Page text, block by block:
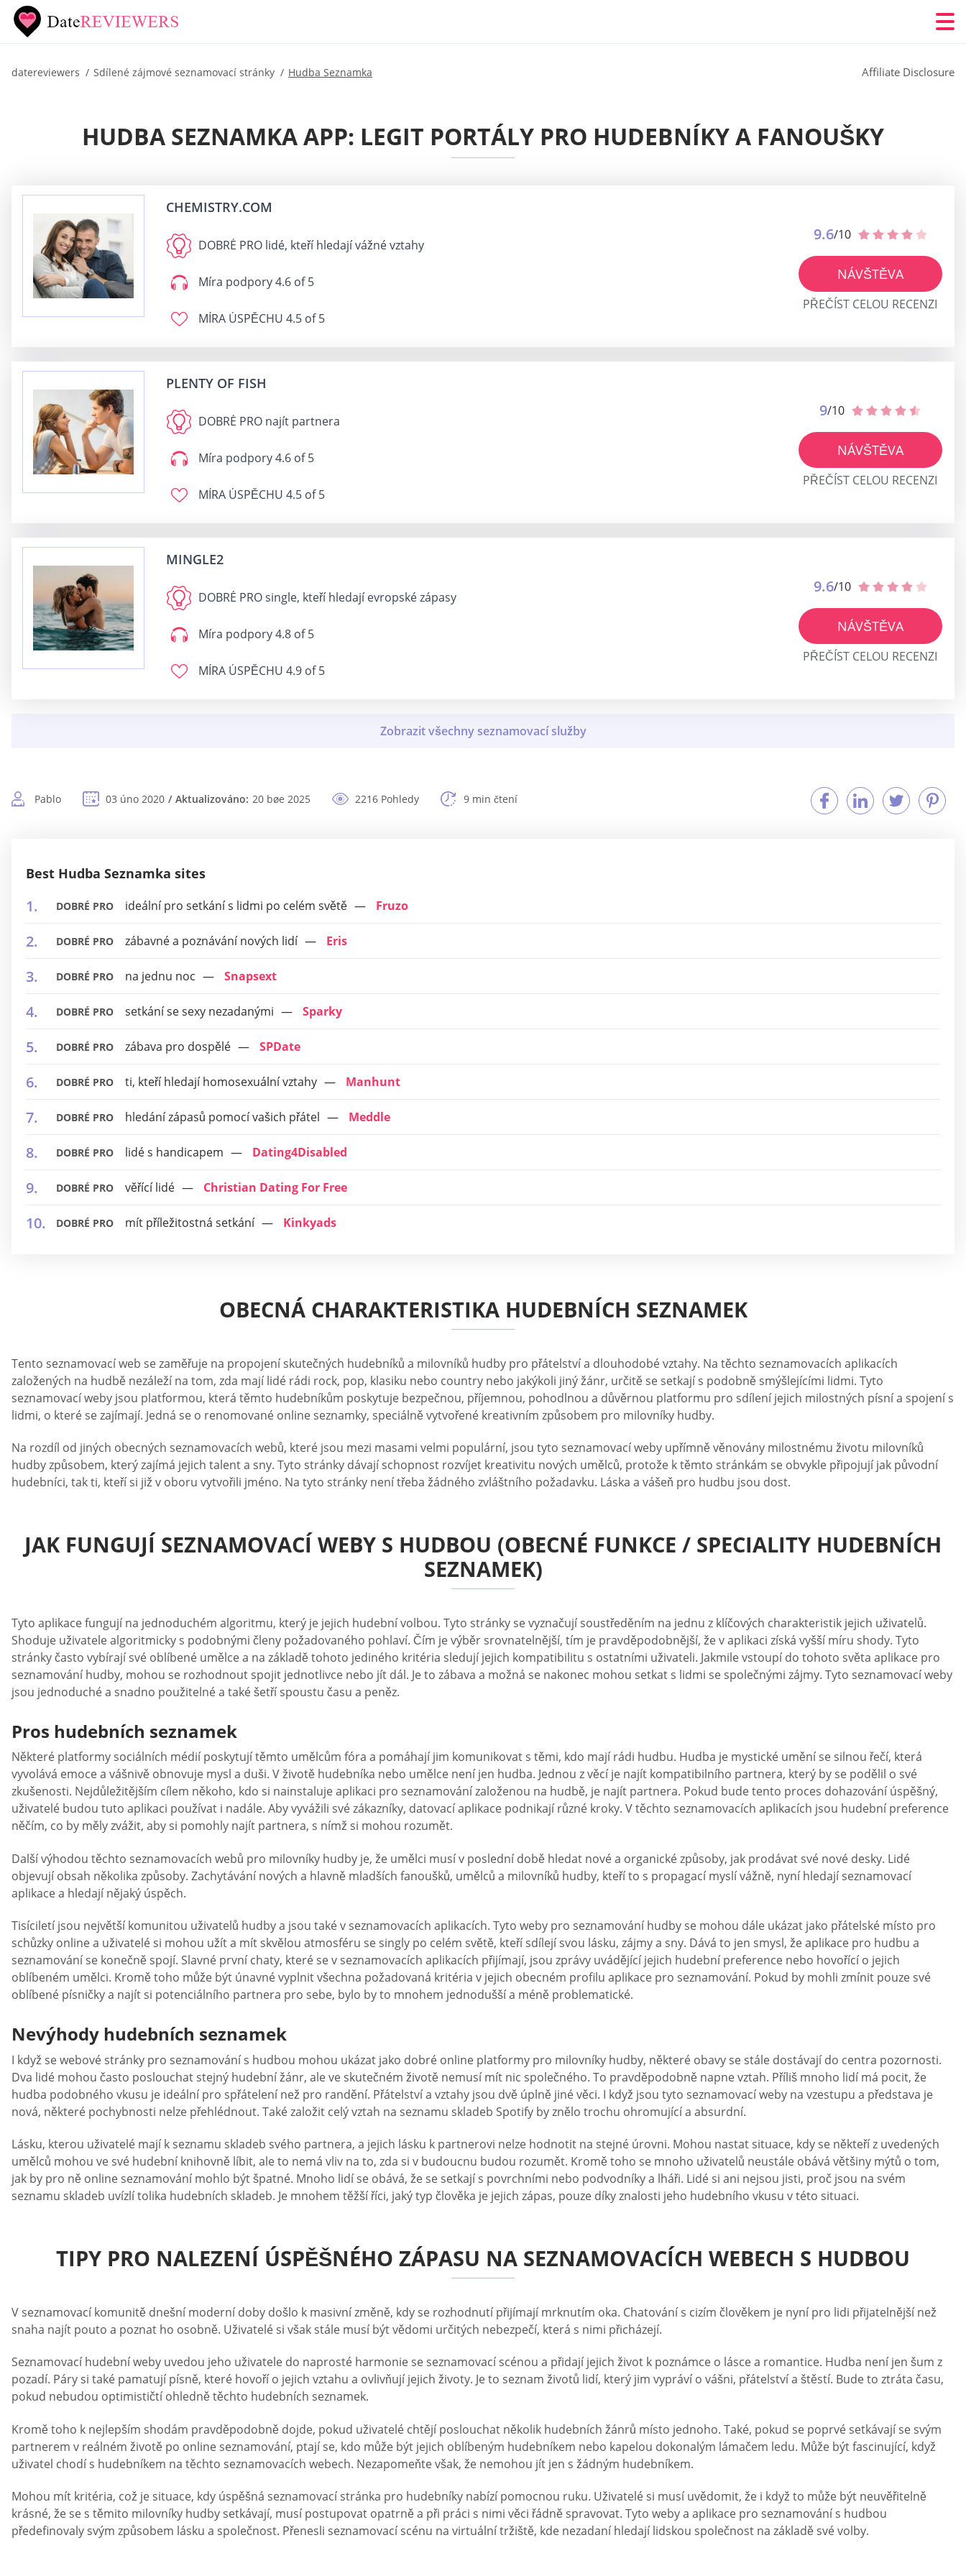
datereviewers Sdílené zájmové seznamovací stránky Hudba Seznamka Affiliate Disclosure
HUDBA SEZNAMKA APP: LEGIT PORTÁLY PRO HUDEBNÍKY A FANOUŠKY
CHEMISTRY.COM
DOBRÉ PRO lidé, kteří hledají vážné vztahy
Míra podpory4.6 of 5
MÍRA ÚSPĚCHU 4.5 of 5
9.6/10
NÁVŠTĚVA
PŘEČÍST CELOU RECENZI
PLENTY OF FISH
DOBRÉ PRO najít partnera
Míra podpory4.6 of 5
MÍRA ÚSPĚCHU 4.5 of 5
9/10
NÁVŠTĚVA
PŘEČÍST CELOU RECENZI
MINGLE2
DOBRÉ PROsingle, kteří hledají evropské zápasy
Míra podpory4.8 of 5
MÍRA ÚSPĚCHU 4.9 of 5
9.6/10
NÁVŠTĚVA
PŘEČÍST CELOU RECENZI
Pablo 03 úno 2020 Aktualizováno: 20 bøe 2025 2216 Pohledy 9 min čtení
Best Hudba Seznamka sites
DOBRÉ PRO ideální pro setkání s lidmi po celém světě Fruzo
DOBRÉ PRO zábavné a poznávání nových lidí Eris
DOBRÉ PRO na jednu noc Snapsext
DOBRÉ PRO setkání se sexy nezadanými Sparky
DOBRÉ PRO zábava pro dospělé SPDate
DOBRÉ PRO ti, kteří hledají homosexuální vztahy Manhunt
DOBRÉ PRO hledání zápasů pomocí vašich přátel Meddle
DOBRÉ PRO lidé s handicapem Dating4Disabled
DOBRÉ PRO věřící lidé Christian Dating For Free
DOBRÉ PRO mít příležitostná setkání Kinkyads
OBECNÁ CHARAKTERISTIKA HUDEBNÍCH SEZNAMEK
Tento seznamovací web se zaměřuje na propojení skutečných hudebníků a milovníků hudby pro přátelství a dlouhodobé vztahy. Na těchto seznamovacích aplikacích
založených na hudbě nezáleží na tom, zda mají lidé rádi rock, pop, klasiku nebo country nebo jakýkoli jiný žánr, určitě se setkají s podobně smýšlejícími lidmi. Tyto
seznamovací weby jsou platformou, která těmto hudebníkům poskytuje bezpečnou, příjemnou, pohodlnou a důvěrnou platformu pro sdílení jejich milostných písní a spojení s
lidmi, o které se zajímají. Jedná se o renomované online seznamky, speciálně vytvořené kreativním způsobem pro milovníky hudby.
Na rozdíl od jiných obecných seznamovacích webů, které jsou mezi masami velmi populární, jsou tyto seznamovací weby upřímně věnovány milostnému životu milovníků
hudby způsobem, který zajímá jejich talent a sny. Tyto stránky dávají schopnost rozvíjet kreativitu nových umělců, protože k těmto stránkám se obvykle připojují jak původní
hudebníci, tak ti, kteří si již v oboru vytvořili jméno. Na tyto stránky není třeba žádného zvláštního požadavku. Láska a vášeň pro hudbu jsou dost.
JAK FUNGUJÍ SEZNAMOVACÍ WEBY S HUDBOU (OBECNÉ FUNKCE / SPECIALITY HUDEBNÍCH
SEZNAMEK)
Tyto aplikace fungují na jednoduchém algoritmu, který je jejich hudební volbou. Tyto stránky se vyznačují soustředěním na jednu z klíčových charakteristik jejich uživatelů.
Shoduje uživatele algoritmicky s podobnými členy požadovaného pohlaví. Čím je výběr srovnatelnější, tím je pravděpodobnější, že v aplikaci získá vyšší míru shody. Tyto
stránky často vybírají své oblíbené umělce a na základě tohoto jediného kritéria sledují jejich kompatibilitu s ostatními uživateli. Jakmile vstoupí do tohoto světa aplikace pro
seznamování hudby, mohou se rozhodnout spojit jednotlivce nebo jít dál. Je to zábava a možná se nakonec mohou setkat s lidmi se společnými zájmy. Tyto seznamovací weby
jsou jednoduché a snadno použitelné a také šetří spoustu času a peněz.
Pros hudebních seznamek
Některé platformy sociálních médií poskytují těmto umělcům fóra a pomáhají jim komunikovat s těmi, kdo mají rádi hudbu. Hudba je mystické umění se silnou řečí, která
vyvolává emoce a vášnivě obnovuje mysl a duši. V životě hudebníka nebo umělce není jen hudba. Jednou z věcí je najít kompatibilního partnera, který by se podělil o své
zkušenosti. Nejdůležitějším cílem někoho, kdo si nainstaluje aplikaci pro seznamování založenou na hudbě, je najít partnera. Pokud bude tento proces dohazování úspěšný,
uživatelé budou tuto aplikaci používat i nadále. Aby vyvážili své zákazníky, datovací aplikace podnikají různé kroky. V těchto seznamovacích aplikacích jsou hudební preference
něčím, co by měly zvážit, aby si pomohly najít partnera, s nímž si mohou rozumět.
Další výhodou těchto seznamovacích webů pro milovníky hudby je, že umělci musí v poslední době hledat nové a organické způsoby, jak prodávat své nové desky. Lidé
objevují obsah několika způsoby. Zachytávání nových a hlavně mladších fanoušků, umělců a milovníků hudby, kteří to s propagací myslí vážně, nyní hledají seznamovací
aplikace a hledají nějaký úspěch.
Tisíciletí jsou největší komunitou uživatelů hudby a jsou také v seznamovacích aplikacích. Tyto weby pro seznamování hudby se mohou dále ukázat jako přátelské místo pro
schůzky online a uživatelé si mohou užít a mít skvělou atmosféru se singly po celém světě, kteří sdílejí svou lásku, zájmy a sny. Dává to jen smysl, že aplikace pro hudbu a
seznamování se konečně spojí. Slavné první chaty, které se v seznamovacích aplikacích přijímají, jsou zprávy uvádějící jejich hudební preference nebo hovořící o jejich
oblíbeném umělci. Kromě toho může být únavné vyplnit všechna požadovaná kritéria v jejich obecném profilu aplikace pro seznamování. Pokud by mohli zmínit pouze své
oblíbené písničky a najít si potenciálního partnera pro sebe, bylo by to mnohem jednodušší a méně problematické.
Nevýhody hudebních seznamek
I když se webové stránky pro seznamování s hudbou mohou ukázat jako dobré online platformy pro milovníky hudby, některé obavy se stále dostávají do centra pozornosti.
Dva lidé mohou často poslouchat stejný hudební žánr, ale ve skutečném životě nemusí mít nic společného. To pravděpodobně napne vztah. Příliš mnoho lidí má pocit, že
hudba podobného vkusu je ideální pro spřátelení než pro randění. Přátelství a vztahy jsou dvě úplně jiné věci. I když jsou tyto seznamovací weby na vzestupu a představa je
nová, některé pochybnosti nelze přehlédnout. Také založit celý vztah na seznamu skladeb Spotify by znělo trochu ohromující a absurdní.
Lásku, kterou uživatelé mají k seznamu skladeb svého partnera, a jejich lásku k partnerovi nelze hodnotit na stejné úrovni. Mohou nastat situace, kdy se někteří z uvedených
umělců mohou ve své hudební knihovně líbit, ale to nemá vliv na to, zda si v budoucnu budou rozumět. Kromě toho se mnoho uživatelů neustále obává většiny mýtů o tom,
jak by pro ně online seznamování mohlo být špatné. Mnoho lidí se obává, že se setkají s povrchními nebo podvodníky a lháři. Lidé si ani nejsou jisti, proč jsou na svém
seznamu skladeb uvízlí tolika hudebních skladeb. Je mnohem těžší říci, jaký typ člověka je jejich zápas, pouze díky znalosti jeho hudebního vkusu v této situaci.
TIPY PRO NALEZENÍ ÚSPĚŠNÉHO ZÁPASU NA SEZNAMOVACÍCH WEBECH S HUDBOU
V seznamovací komunitě dnešní moderní doby došlo k masivní změně, kdy se rozhodnutí přijímají mrknutím oka. Chatování s cizím člověkem je nyní pro lidi přijatelnější než
snaha najít pouto a poznat ho osobně. Uživatelé si však stále musí být vědomi určitých nebezpečí, která s nimi přicházejí.
Seznamovací hudební weby uvedou jeho uživatele do naprosté harmonie se seznamovací scénou a přidají jejich život k poznámce o lásce a romantice. Hudba není jen šum z
pozadí. Páry si také pamatují písně, které hovoří o jejich vztahu a ovlivňují jejich životy. Je to seznam životů lidí, který jim vypráví o vášni, přátelství a štěstí. Bude to ztráta času,
pokud nebudou optimističtí ohledně těchto hudebních seznamek.
Kromě toho k nejlepším shodám pravděpodobně dojde, pokud uživatelé chtějí poslouchat několik hudebních žánrů místo jednoho. Také, pokud se poprvé setkávají se svým
partnerem v reálném životě po online seznamování, ptají se, kdo může být jejich oblíbeným hudebníkem nebo kapelou dokonalým lámačem ledu. Může být fascinující, když
uživatel chodí s hudebníkem na těchto seznamovacích webech. Nezapomeňte však, že nemohou jít jen s žádným hudebníkem.
Mohou mít kritéria, což je situace, kdy úspěšná seznamovací stránka pro hudebníky nabízí pomocnou ruku. Uživatelé si musí uvědomit, že i když to může být neuvěřitelně
krásné, že se s těmito milovníky hudby setkávají, musí postupovat opatrně a při práci s nimi věci řádně spravovat. Tyto weby a aplikace pro seznamování s hudbou
předefinovaly svým způsobem lásku a společnost. Přenesli seznamovací scénu na virtuální tržiště, kde nezadaní hledají lidskou společnost na základě své volby.